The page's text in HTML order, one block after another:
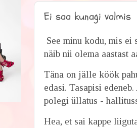
Ei saa kunagi valmis
See minu kodu, mis
näib nii olema aastast
Täna on jälle köök
edasi. Tasapisi
polegi üllatus -
Hea, et sai kappe